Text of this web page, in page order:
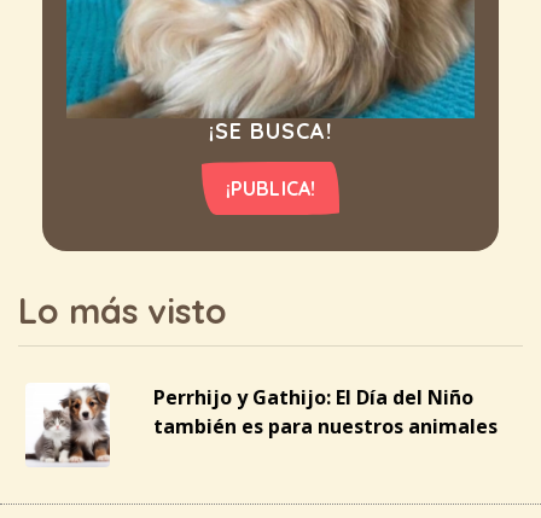
¡SE BUSCA!
¡PUBLICA!
Lo más visto
Perrhijo y Gathijo: El Día del Niño
también es para nuestros animales